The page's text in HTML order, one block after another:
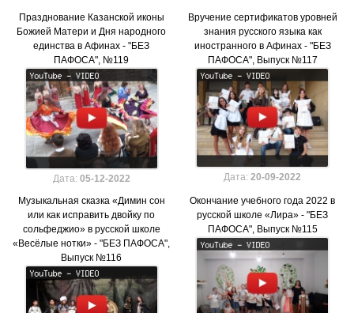
Празднование Казанской иконы
Божией Матери и Дня народного
единства в Афинах - "БЕЗ
ПАФОСА", №119
Дата: 05-12-2022
Вручение сертификатов уровней
знания русского языка как
иностранного в Афинах - "БЕЗ
ПАФОСА", Выпуск №117
Дата:20-09-2022
Музыкальная сказка «Димин сон
или как исправить двойку по
сольфеджио» в русской школе
«Весёлые нотки» - "БЕЗ ПАФОСА",
Выпуск №116
Окончание учебного года 2022 в
русской школе «Лира» - "БЕЗ
ПАФОСА", Выпуск №115